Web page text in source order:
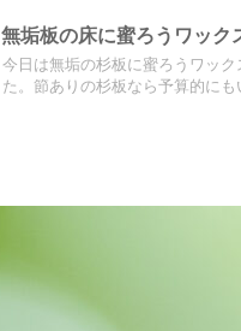
無垢板の床に蜜ろうワック
今日は無垢の杉板に蜜ろうワッ
た。節ありの杉板なら予算的にも